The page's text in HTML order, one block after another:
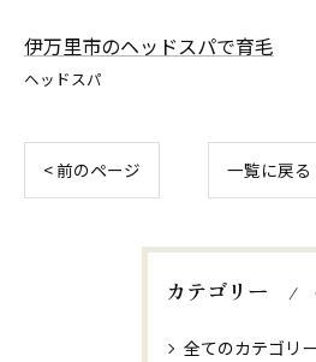
伊万里市のヘッドスパで育毛
ヘッドスパ
< 前のページ 一覧に戻る
カテゴリー
全てのカテゴリー